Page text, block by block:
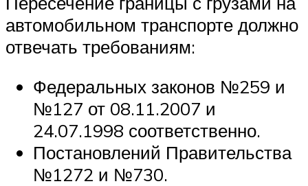
автомобильном транспорте должно
отвечать требованиям:
Федеральных законов №259 и
№127 от 08.11.2007 и
24.07.1998 соответственно.
Постановлений Правительства
№1272 и №730.